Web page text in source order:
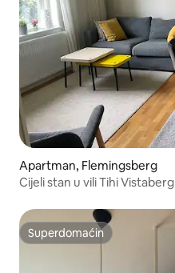
Apartman, Flemingsberg
Cijeli stan u vili Tihi Vistaberg
Superdomaćin
Superdomaćin